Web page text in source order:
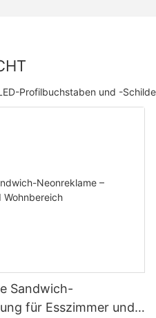
Profilbuchstaben und -
Sandwich-
für Esszimmer und